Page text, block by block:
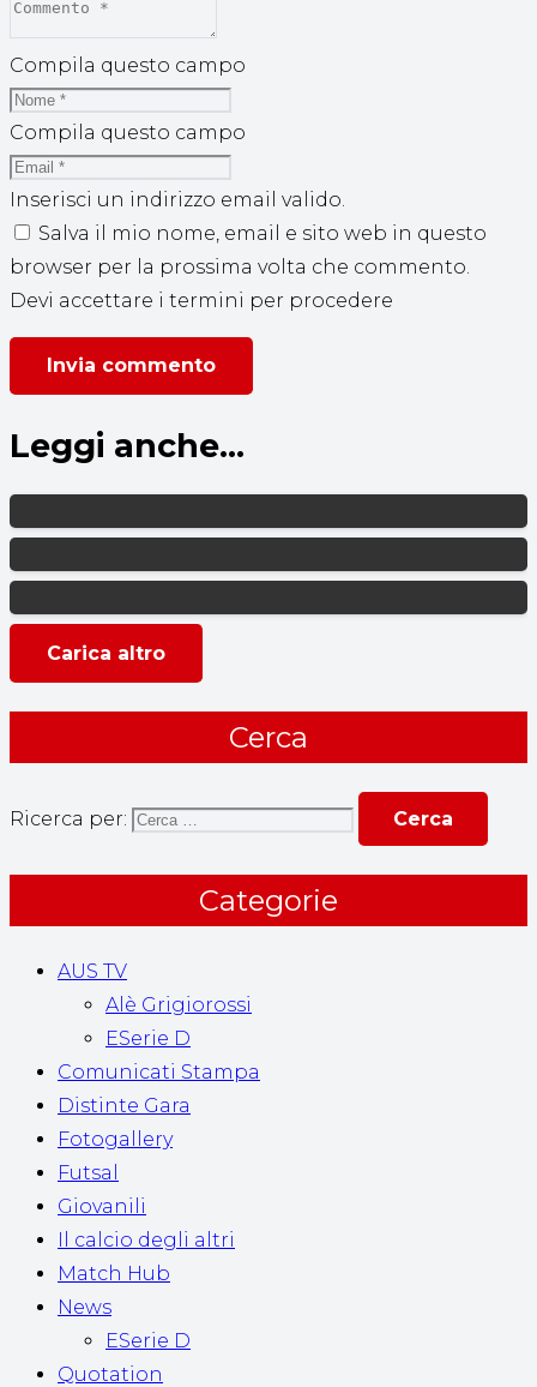
Compila questo campo
Compila questo campo
Inserisci un indirizzo email valido.
Salva il mio nome, email e sito web in questo
browser per la prossima volta che commento.
Devi accettare i termini per procedere
Invia commento
Leggi anche...
Carica altro
Cerca
Ricerca per:
Categorie
AUS TV
Alè Grigiorossi
ESerie D
Comunicati Stampa
Distinte Gara
Fotogallery
Futsal
Giovanili
Il calcio degli altri
Match Hub
News
ESerie D
Quotation